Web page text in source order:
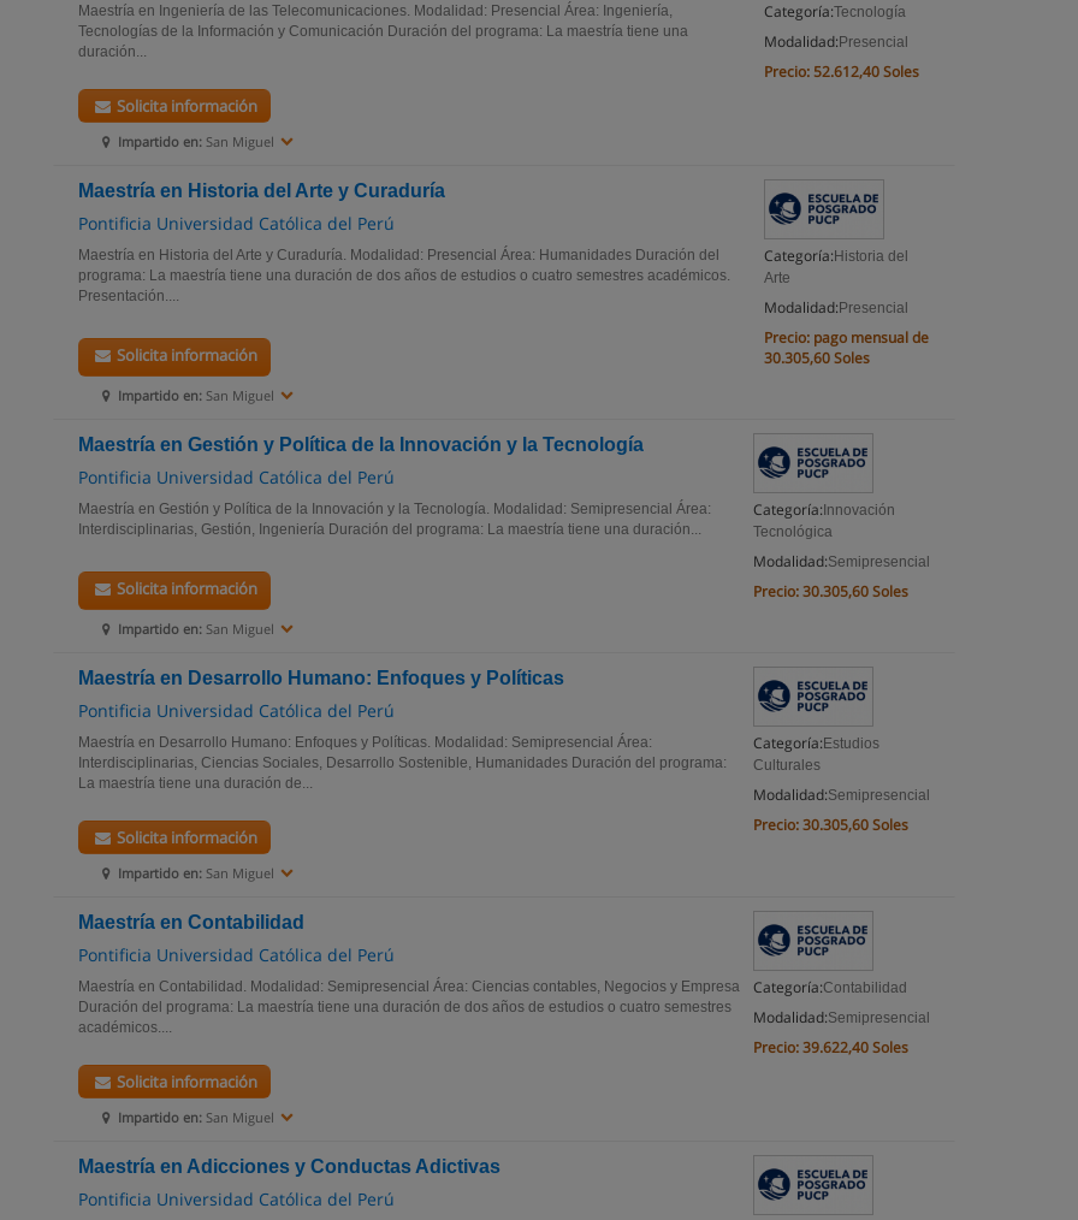
Categoría:Tecnología
Modalidad: Presencial
Precio:52.612,40 Soles
Maestría en Ingeniería de las Telecomunicaciones. Modalidad: Presencial Área: Ingeniería,
Tecnologías de la Información y Comunicación Duración del programa: La maestría tiene una
duración...
Impartido en: San Miguel
Solicita información
Maestría en Historia del Arte y Curaduría
Pontificia Universidad Católica del Perú
Categoría: Historia del
Arte
Modalidad: Presencial
Precio: pago mensual de
30.305,60 Soles
Maestría en Historia del Arte y Curaduría. Modalidad: Presencial Área: Humanidades Duración del
programa: La maestría tiene una duración de dos años de estudios o cuatro semestres académicos.
Presentación....
Impartido en: San Miguel
Solicita información
Maestría en Gestión y Política de la Innovación y la Tecnología
Pontificia Universidad Católica del Perú
Categoría: Innovación
Tecnológica
Modalidad:Semipresencial
Precio:30.305,60 Soles
Maestría en Gestión y Política de la Innovación y la Tecnología. Modalidad: Semipresencial Área:
Interdisciplinarias, Gestión, Ingeniería Duración del programa: La maestría tiene una duración...
Impartido en: San Miguel
Solicita información
Maestría en Desarrollo Humano: Enfoques y Políticas
Pontificia Universidad Católica del Perú
Categoría: Estudios
Culturales
Modalidad:Semipresencial
Precio:30.305,60 Soles
Maestría en Desarrollo Humano: Enfoques y Políticas. Modalidad: Semipresencial Área:
Interdisciplinarias, Ciencias Sociales, Desarrollo Sostenible, Humanidades Duración del programa:
La maestría tiene una duración de...
Impartido en: San Miguel
Solicita información
Maestría en Contabilidad
Pontificia Universidad Católica del Perú
Categoría:Contabilidad
Modalidad:Semipresencial
Precio:39.622,40 Soles
Maestría en Contabilidad. Modalidad: Semipresencial Área: Ciencias contables, Negocios y Empresa
Duración del programa: La maestría tiene una duración de dos años de estudios o cuatro semestres
académicos....
Impartido en: San Miguel
Solicita información
Maestría en Adicciones y Conductas Adictivas
Pontificia Universidad Católica del Perú